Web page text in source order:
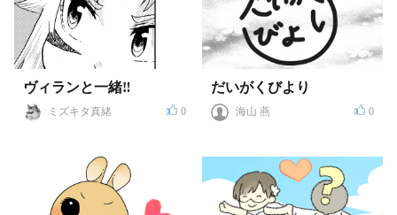
ヴィランと一緒‼
ミズキタ真緒 0
だいがくびより
海山 燕 0